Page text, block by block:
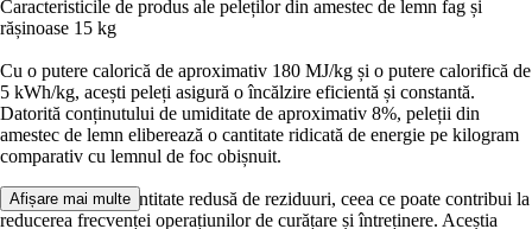
Caracteristicile de produs ale peleților din amestec de lemn fag și
rășinoase 15 kg
Cu o putere calorică de aproximativ 180 MJ/kg și o putere calorifică de
5 kWh/kg, acești peleți asigură o încălzire eficientă și constantă.
Datorită conținutului de umiditate de aproximativ 8%, peleții din
amestec de lemn eliberează o cantitate ridicată de energie pe kilogram
comparativ cu lemnul de foc obișnuit.
Peleții produc o cantitate redusă de reziduuri, ceea ce poate contribui la
reducerea frecvenței operațiunilor de curățare și întreținere. Aceștia
Afișare mai multe